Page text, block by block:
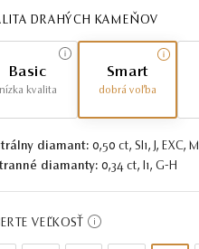
DRAHÝCH KAMEŇOV
Basic
nízka kvalita
Smart
dobrá voľba
diamant: 0,50 ct, SI1, J, EXC,
diamanty: 0,34 ct, I1, G-H
VEĽKOSŤ